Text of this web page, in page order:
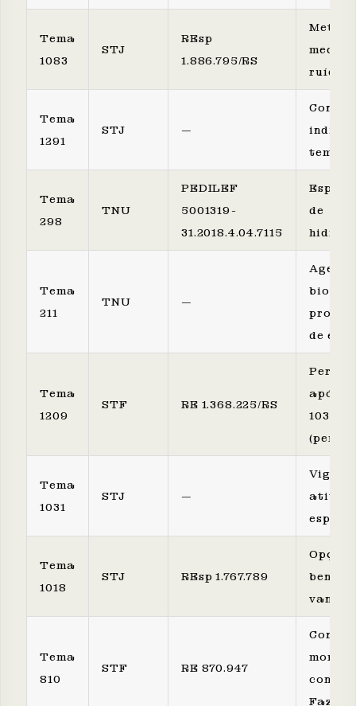
Tema
1083
STJ
REsp
1.886.795/RS
ruído
Tema
1291
STJ —
tempo
Tema
298
TNU
PEDILEF
5001319-
31.2018.4.04.7115
de
Tema
211
TNU —
de
Tema
1209
STF RE 1.368.225/RS
após
103/
Tema
1031
STJ —
Tema
1018
STJ REsp 1.767.789
Opção
Tema
810
STF RE 870.947
contra